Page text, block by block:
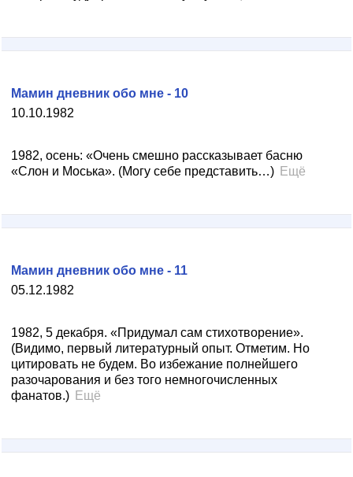
10.10.1982
Мамин дневник обо мне - 10
1982, осень: «Очень смешно рассказывает басню
«Слон и Моська». (Могу себе представить…) Ещё
05.12.1982
Мамин дневник обо мне - 11
1982, 5 декабря. «Придумал сам стихотворение».
(Видимо, первый литературный опыт. Отметим. Но
цитировать не будем. Во избежание полнейшего
разочарования и без того немногочисленных
фанатов.) Ещё